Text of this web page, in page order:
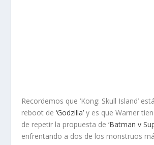
Recordemos que ‘Kong: Skull Island’
reboot de‘Godzilla’ y es que Warner
de repetir la propuesta de‘Batman v
enfrentando a dos de los monstruos